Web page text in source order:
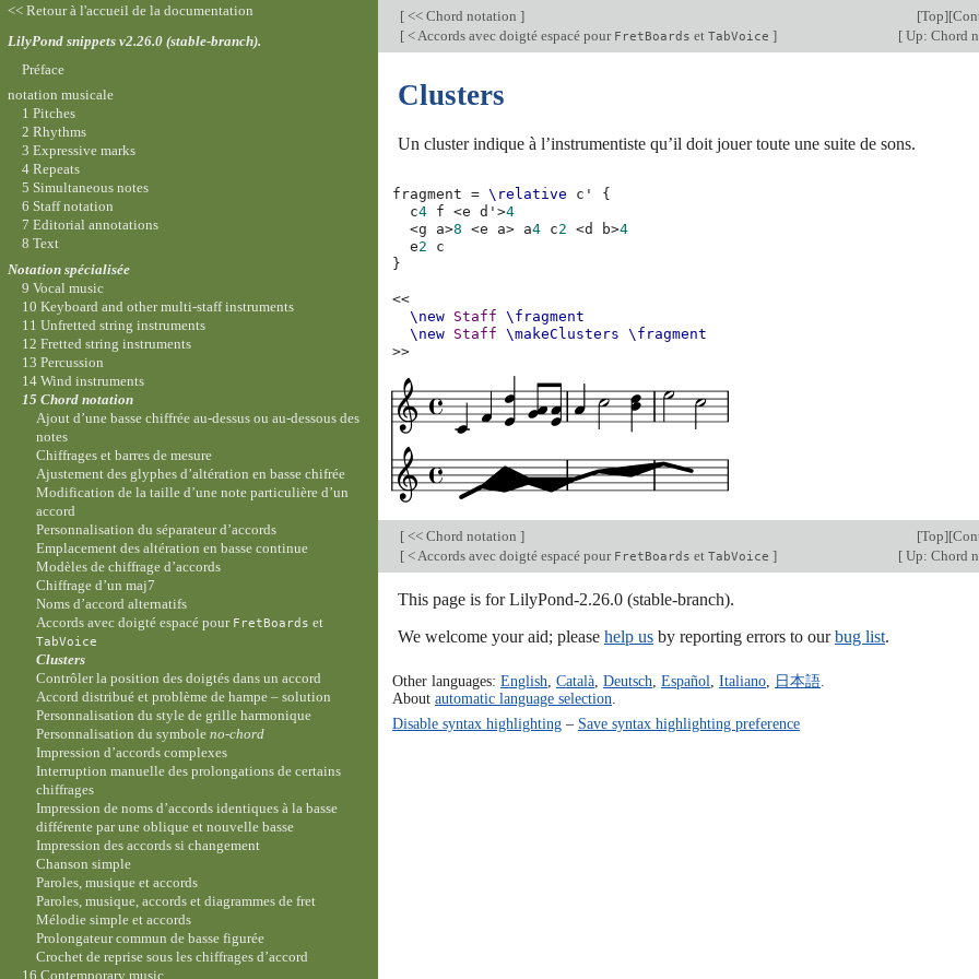
[ << Chord notation ] [Top][
[ < Accords avec doigté espacé pour FretBoards et TabVoice ] [ Up: Chord
Clusters
Un cluster indique à l’instrumentiste qu’il doit jouer toute une suite de sons.
fragment = \relative c'
{
c4 f <e d'>4
<g a>8 <e a> a4 c2 <d b>4
e2
c
}
<<
\new Staff
\fragment
\new Staff \makeClusters
\fragment
>>
[ << Chord notation ] [Top][
[ < Accords avec doigté espacé pour FretBoards et TabVoice ] [ Up: Chord
This page is for LilyPond-2.26.0 (stable-branch).
We welcome your aid; please help us by reporting errors to ourbug list.
Other languages: English Català, Deutsch Español Italiano, 日本語.
About automatic language selection
Disable syntax highlighting– Save syntax highlighting preference
<< Retour à l'accueil de la documentation
LilyPond snippets v2.26.0 (stable-branch).
Préface
notation musicale
1 Pitches
2 Rhythms
3 Expressive marks
4 Repeats
5 Simultaneous notes
6 Staff notation
7 Editorial annotations
8 Text
Notation spécialisée
9 Vocal music
10 Keyboard and other multi-staff instruments
11 Unfretted string instruments
12 Fretted string instruments
13 Percussion
14 Wind instruments
15 Chord notation
Ajout d’une basse chiffrée au-dessus ou au-dessous des
notes
Chiffrages et barres de mesure
Ajustement des glyphes d’altération en basse chifrée
Modification de la taille d’une note particulière d’un
accord
Personnalisation du séparateur d’accords
Emplacement des altération en basse continue
Modèles de chiffrage d’accords
Chiffrage d’un maj7
Noms d’accord alternatifs
Accords avec doigté espacé pour FretBoards et
TabVoice
Clusters
Contrôler la position des doigtés dans un accord
Accord distribué et problème de hampe – solution
Personnalisation du style de grille harmonique
Personnalisation du symboleno-chord
Impression d’accords complexes
Interruption manuelle des prolongations de certains
chiffrages
Impression de noms d’accords identiques à la basse
différente par une oblique et nouvelle basse
Impression des accords si changement
Chanson simple
Paroles, musique et accords
Paroles, musique, accords et diagrammes de fret
Mélodie simple et accords
Prolongateur commun de basse figurée
Crochet de reprise sous les chiffrages d’accord
16 Contemporary music